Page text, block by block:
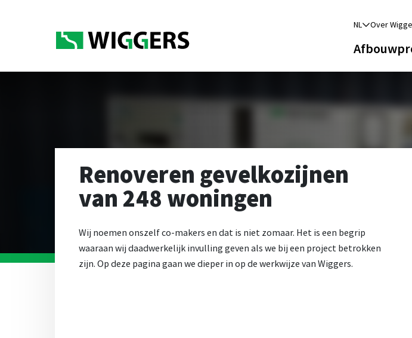
NL Over
Renoveren gevelkozijnen
van 248 woningen
Wij noemen onszelf co-makers en dat is niet zomaar. Het is een begrip
waaraan wij daadwerkelijk invulling geven als we bij een project betrokken
zijn. Op deze pagina gaan we dieper in op de werkwijze van Wiggers.